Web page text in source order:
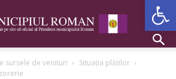
sursele de venituri
Situația plăților